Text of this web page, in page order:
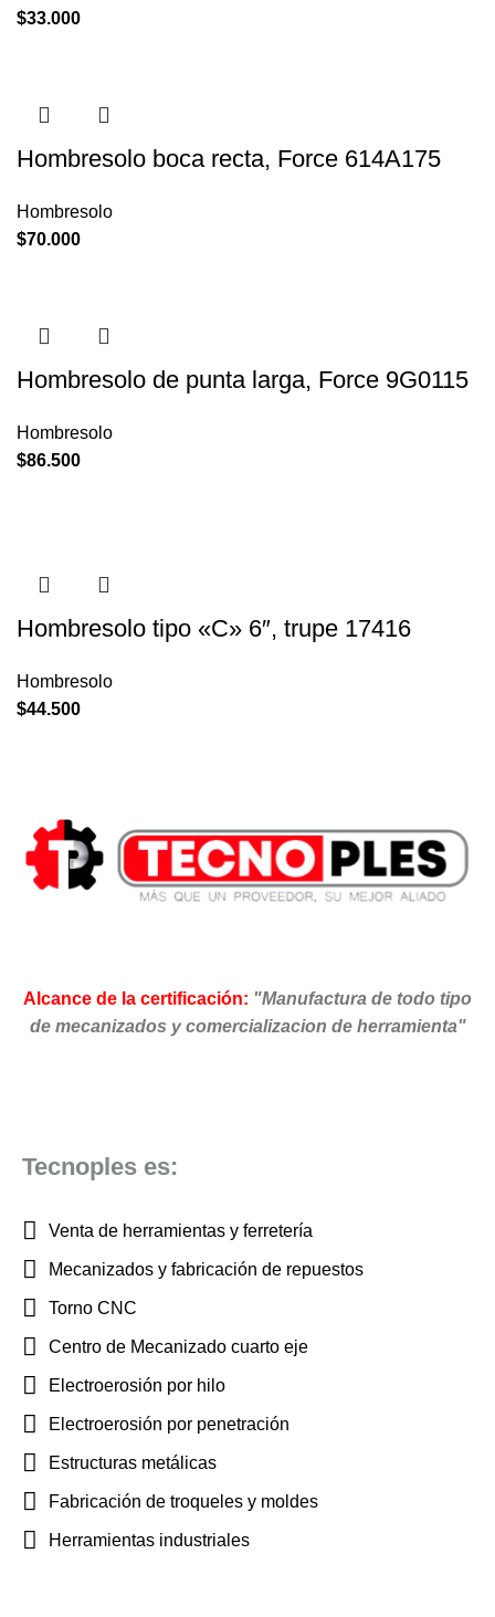
$33.000
Hombresolo boca recta, Force 614A175
Hombresolo
$70.000
Hombresolo de punta larga, Force 9G0115
Hombresolo
$86.500
Hombresolo tipo «C» 6″, trupe 17416
Hombresolo
$44.500
Alcance de la certificación: "Manufactura de todo tipo
de mecanizados y comercializacion de herramienta"
Tecnoples es:
Venta de herramientas y ferretería
Mecanizados y fabricación de repuestos
Torno CNC
Centro de Mecanizado cuarto eje
Electroerosión por hilo
Electroerosión por penetración
Estructuras metálicas
Fabricación de troqueles y moldes
Herramientas industriales